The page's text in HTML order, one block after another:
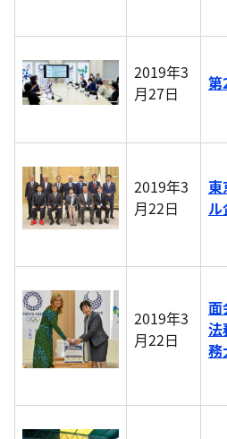
2019年3
月27日
第
2019年3
月22日
ル
2019年3
月22日
面
法
務